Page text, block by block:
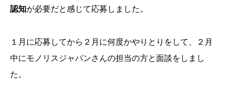
認知が必要だと感じて応募しました。
１月に応募してから２月に何度かやりとりをして、２月
中にモノリスジャパンさんの担当の方と面談をしまし
た。